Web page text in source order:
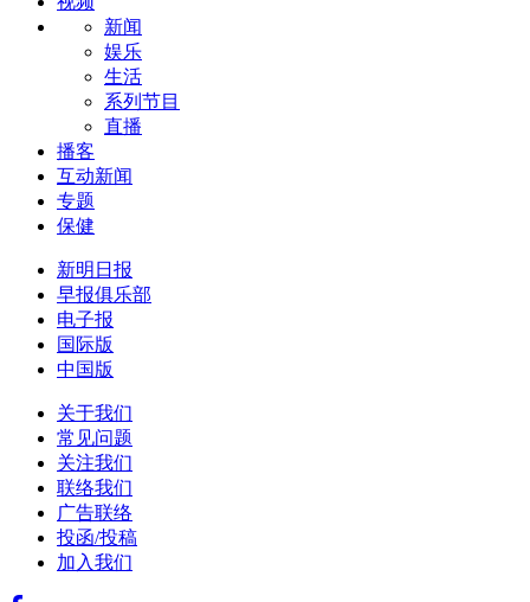
新闻
娱乐
生活
系列节目
直播
播客
互动新闻
专题
保健
新明日报
早报俱乐部
电子报
国际版
中国版
关于我们
常见问题
关注我们
联络我们
广告联络
投函/投稿
加入我们